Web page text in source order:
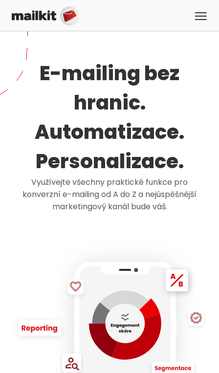
E-mailing bez
hranic.
Automatizace.
Personalizace.
Využívejte všechny praktické funkce pro
konverzní e-mailingod A do Z a nejúspěšnější
marketingový kanál bude váš.